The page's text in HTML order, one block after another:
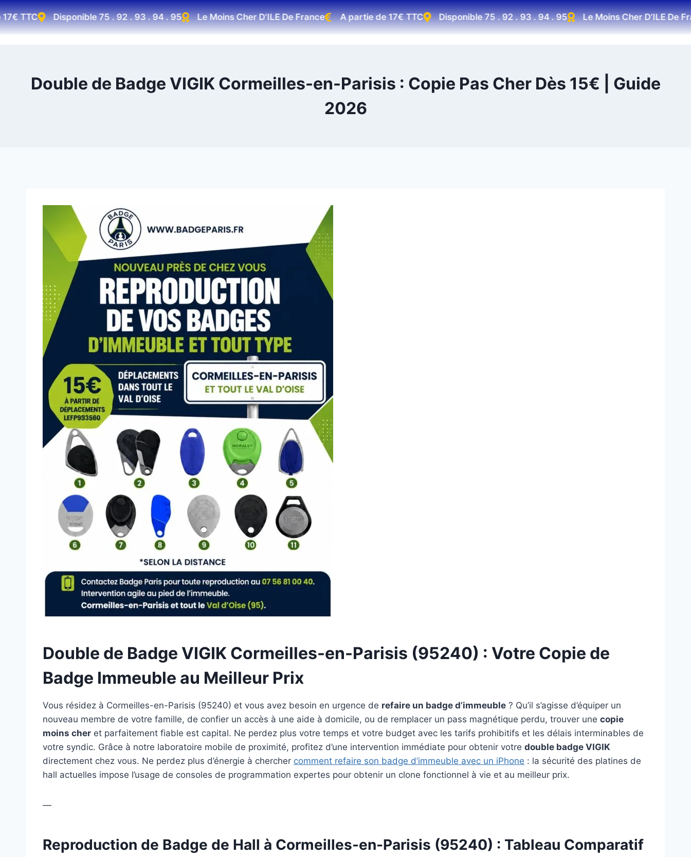
TTC Disponible 75 . 92 . 93 . 94 . 95 Le Moins Cher D'ILE De France A partie de 17€ TTC Disponible 75 . 92 . 93 . 94 . 95 Le Moins Cher D'ILE De
Double de Badge VIGIK Cormeilles-en-Parisis : Copie Pas Cher Dès 15€ | Guide
2026
Double de Badge VIGIK Cormeilles-en-Parisis (95240) : Votre Copie de
Badge Immeuble au Meilleur Prix
Vous résidez à Cormeilles-en-Parisis (95240) et vous avez besoin en urgence de refaire un badge d’immeuble ? Qu’il s’agisse d’équiper un
nouveau membre de votre famille, de confier un accès à une aide à domicile, ou de remplacer un pass magnétique perdu, trouver une copie
moins cher et parfaitement fiable est capital. Ne perdez plus votre temps et votre budget avec les tarifs prohibitifs et les délais interminables de
votre syndic. Grâce à notre laboratoire mobile de proximité, profitez d’une intervention immédiate pour obtenir votre double badge VIGIK
directement chez vous. Ne perdez plus d’énergie à chercher comment refaire son badge d’immeuble avec un iPhone : la sécurité des platines de
hall actuelles impose l’usage de consoles de programmation expertes pour obtenir un clone fonctionnel à vie et au meilleur prix.
—
Reproduction de Badge de Hall à Cormeilles-en-Parisis (95240) : Tableau Comparatif